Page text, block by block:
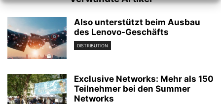
Also unterstützt beim Ausbau
des Lenovo-Geschäfts
DISTRIBUTION
Exclusive Networks: Mehr als 150
Teilnehmer bei den Summer
Networks